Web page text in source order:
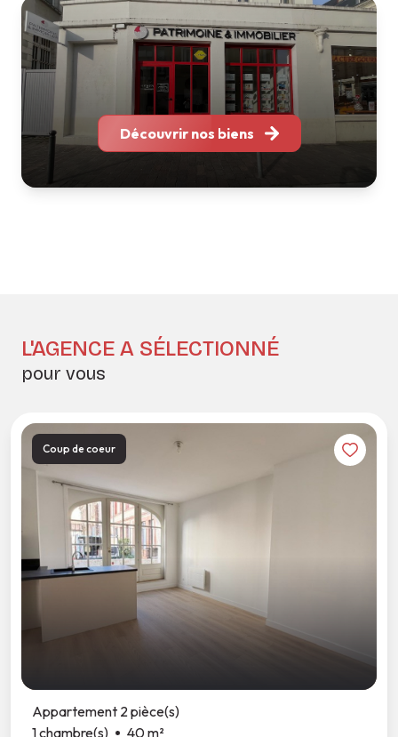
Découvrir nos biens
gestion locative, location, transaction et
accompagnement patrimonial. Grâce à leur expertise et à
leur parfaite connaissance des marchés locaux, nous
sommes en mesure de vous conseiller et de vous
accompagner à chaque étape de votre projet immobilier.
Implantés à Bordeaux, Nantes, Tours, Toulouse, Soustons
et La Rochelle, nous intervenons sur l'ensemble de l'Arc
structure à taille humaine, réactive et à l'écoute.
L'AGENCE A SÉLECTIONNÉ
pour vous
Coup de coeur
Appartement 2 pièce(s)
1 chambre(s)
40 m²